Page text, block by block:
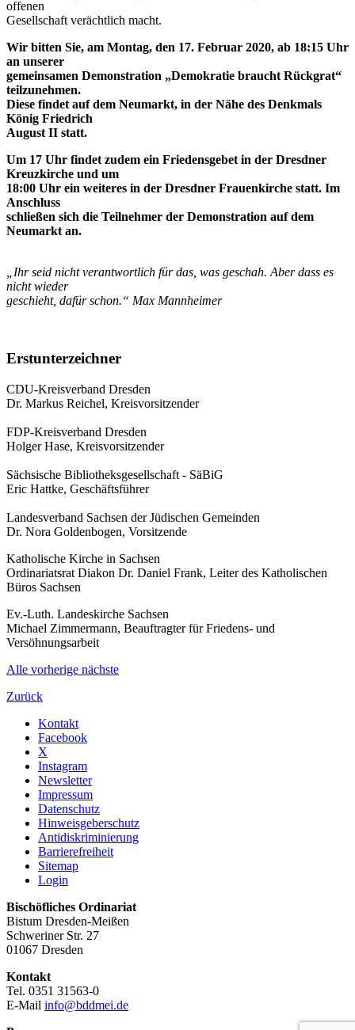
offenen
Gesellschaft verächtlich macht.
Wir bitten Sie, am Montag, den 17. Februar 2020, ab 18:15 Uhr
an unserer
gemeinsamen Demonstration „Demokratie braucht Rückgrat“
teilzunehmen.
Diese findet auf dem Neumarkt, in der Nähe des Denkmals
König Friedrich
August II statt.
Um 17 Uhr findet zudem ein Friedensgebet in der Dresdner
Kreuzkirche und um
18:00 Uhr ein weiteres in der Dresdner Frauenkirche statt. Im
Anschluss
schließen sich die Teilnehmer der Demonstration auf dem
Neumarkt an.
„Ihr seid nicht verantwortlich für das, was geschah. Aber dass es
nicht wieder
geschieht, dafür schon.“​ Max Mannheimer
Erstunterzeichner
CDU-Kreisverband Dresden
Dr. Markus Reichel, Kreisvorsitzender
FDP-Kreisverband Dresden
Holger Hase, Kreisvorsitzender
Sächsische Bibliotheksgesellschaft - SäBiG
Eric Hattke, Geschäftsführer
Landesverband Sachsen der Jüdischen Gemeinden
Dr. Nora Goldenbogen, Vorsitzende
Katholische Kirche in Sachsen
Ordinariatsrat Diakon Dr. Daniel Frank, Leiter des Katholischen
Büros Sachsen
Ev.-Luth. Landeskirche Sachsen
Michael Zimmermann, Beauftragter für Friedens- und
Versöhnungsarbeit
Alle vorherige nächste
Zurück
Kontakt
Facebook
X
Instagram
Newsletter
Impressum
Datenschutz
Hinweisgeberschutz
Antidiskriminierung
Barrierefreiheit
Sitemap
Login
Bischöfliches Ordinariat
Bistum Dresden-Meißen
Schweriner Str. 27
01067 Dresden
Kontakt
Tel. 0351 31563-0
E-Mail info@bddmei.de